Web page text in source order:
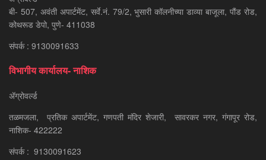
बी- 507, अवंती अपार्टमेंट, सर्वे.नं. 79/2, भुसारी कॉलनीच्या डाव्या बाजूला, पौंड रोड,
कोथरूड डेपो, पुणे- 411038
संपर्क : 9130091633
विभागीय कार्यालय- नाशिक
ॲग्रोवर्ल्ड
तळमजला, प्रतिक अपार्टमेंट, गणपती मंदिर शेजारी, सावरकर नगर, गंगापूर रोड,
नाशिक- 422222
संपर्क : 9130091623